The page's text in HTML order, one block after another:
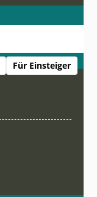
Für Einsteiger